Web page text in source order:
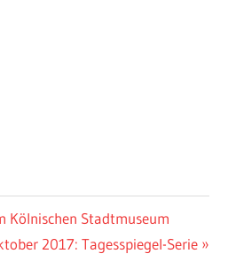
Kölnischen Stadtmuseum
2017: Tagesspiegel-Serie